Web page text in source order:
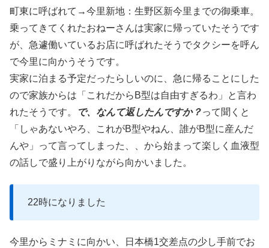
町東に呼ばれて→今里新地：生野区新今里までの御乗車。
乗ってきてくれたおねーさんは実家に帰っていたそうです
が、急遽働いているお店に呼ばれたそうでタクシーを呼ん
で今里に向かうそうです。
実家に泊まる予定だったらしいのに、急に帰ることにした
ので家族からは「これだからB型は自由すぎるわ」と言わ
れたそうです。
で、なんて返したんですか？って聞くと
「しゃあないやろ、これがB型やねん、誰がB型に産んだ
んや」って言ってしまった、、から始まって楽しく血液型
の話しで盛り上がりながら向かいました。
22時になりました
今里からミナミに向かい、日本橋1交差点の少し手前でお